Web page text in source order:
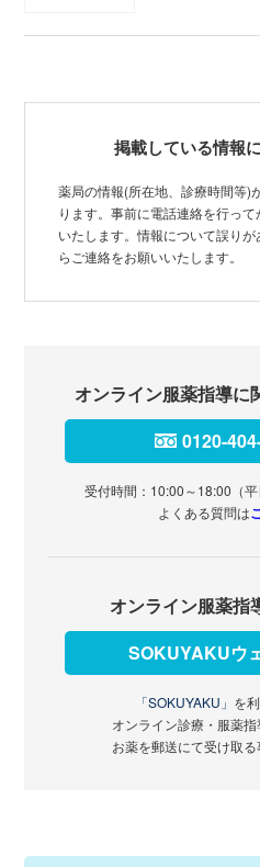
掲載している情報
薬局の情報(所在地、診療時間等)
ります。事前に電話連絡を行っ
いたします。情報について誤り
らご連絡をお願いいたします。
オンライン服薬指導に
0120-
受付時間：10:00～18:00（平
よくある質問は
オンライン服薬指
SOKUYAKUウ
「SOKUYAKU」 を
オンライン診療・服薬
お薬を郵送にて受け取